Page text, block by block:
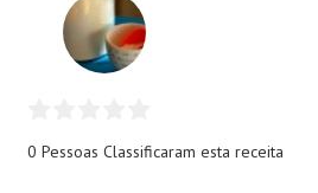
0 Pessoas Classificaram esta receita